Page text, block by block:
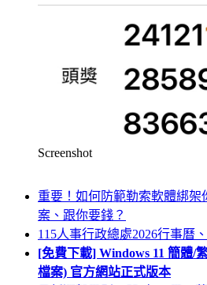
Screenshot
重要！如何防範勒索軟體綁架
案、跟你要錢？
115人事行政總處2026行事曆
[免費下載] Windows 11 簡體/
檔案) 官方網站正式版本